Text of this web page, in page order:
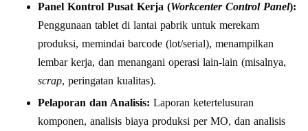
Panel Kontrol Pusat Kerja (Workcenter Control Panel):
Penggunaan tablet di lantai pabrik untuk merekam
produksi, memindai barcode (lot/serial), menampilkan
lembar kerja, dan menangani operasi lain-lain (misalnya,
scrap, peringatan kualitas).
Pelaporan dan Analisis: Laporan ketertelusuran
komponen, analisis biaya produksi per MO, dan analisis